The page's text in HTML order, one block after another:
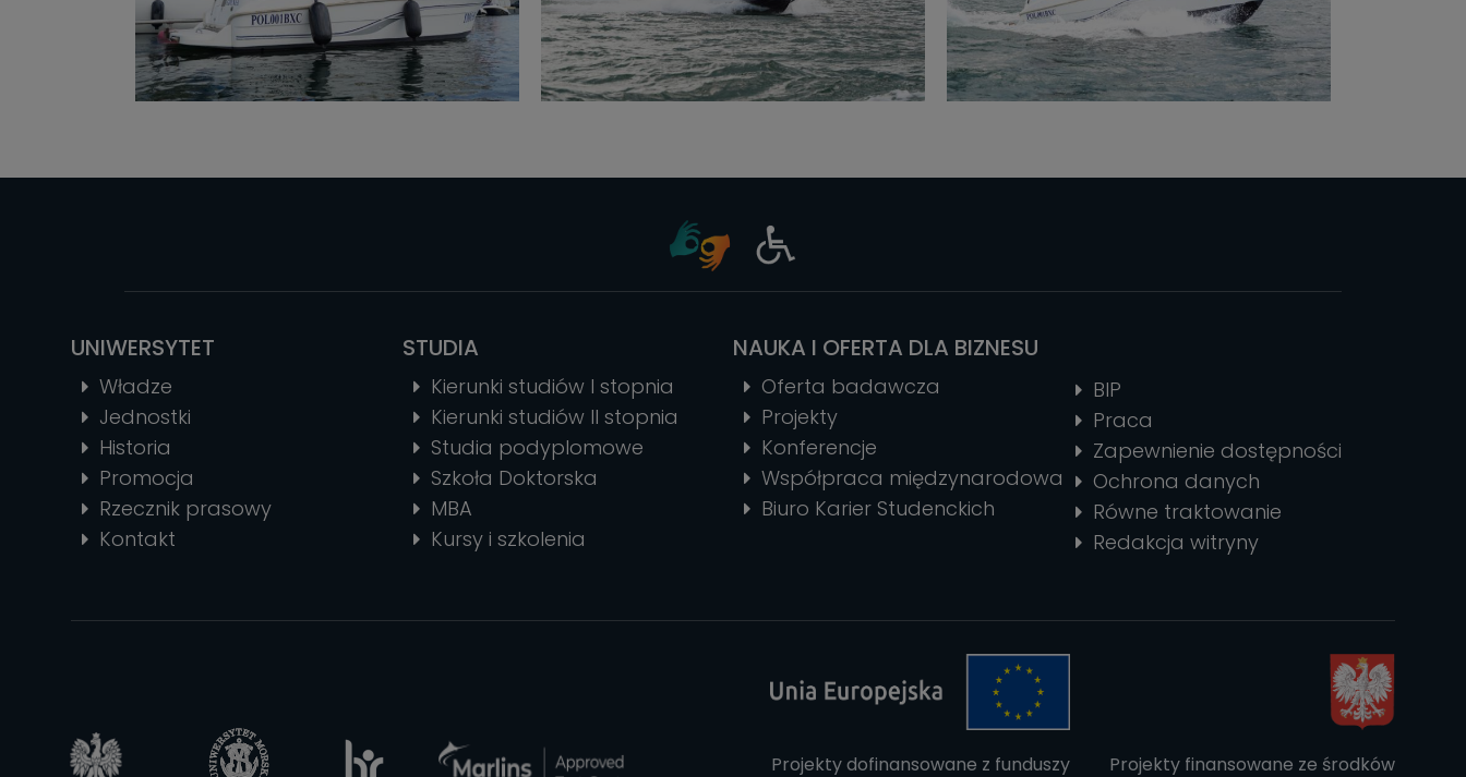
UNIWERSYTET
Władze
Jednostki
Historia
Promocja
Rzecznik prasowy
Kontakt
STUDIA
Kierunki studiów I stopnia
Kierunki studiów II stopnia
Studia podyplomowe
Szkoła Doktorska
MBA
Kursy i szkolenia
NAUKA I OFERTA DLA BIZNESU
Oferta badawcza
Projekty
Konferencje
Współpraca międzynarodowa
Biuro Karier Studenckich
BIP
Praca
Zapewnienie dostępności
Ochrona danych
Równe traktowanie
Redakcja witryny
Projekty dofinansowane z funduszy Projekty finansowane ze środków